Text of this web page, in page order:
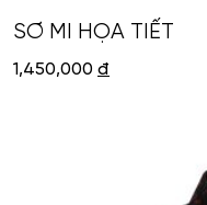
SƠ MI HỌA TIẾT
1,450,000 đ